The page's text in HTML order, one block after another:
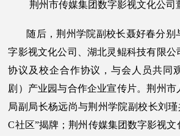
荆州市传媒集团数字影视文化公司
随后，荆州学院副校长聂好春分别
字影视文化公司、湖北灵鲲科技有限公
协议及校企合作协议，与会人员共同
剧）产业园与合作企业宣传片。荆州
局副局长杨远尚与荆州学院副校长刘
C社区”揭牌；荆州传媒集团数字影视